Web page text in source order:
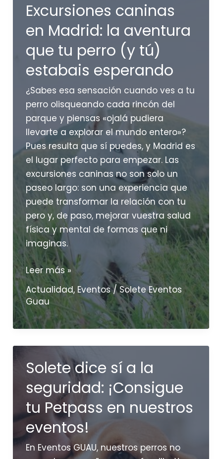
soledad?
ciencia
tiene
respuestas
sorprendentes
Excursiones caninas
en Madrid: la aventura
que tu perro (y tú)
estabais esperando
¿Sabes esa sensación cuando ves a tu
perro olisqueando cada rincón del
parque y piensas «ojalá pudiera
llevarte a explorar el mundo entero»?
Pues resulta que sí puedes, y Madrid es
el lugar perfecto para empezar. Las
excursiones caninas no son solo un
paseo largo: son una experiencia que
puede transformar la relación con tu
pero y, de paso, mejorar vuestra salud
física y mental de formas que ni
imaginas.
Excursiones
caninas
en
Madrid:
la
tu
(y
tú)
estabais
esperando
Leer más »
Actualidad, Eventos/Solete Eventos
Guau
Solete dice sí a la
seguridad: ¡Consigue
tu Petpass en nuestros
eventos!
En Eventos GUAU, nuestros perros no